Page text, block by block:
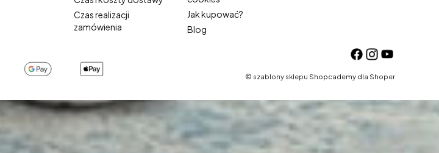
Czas realizacji
zamówienia
Jak kupować?
Blog
© szablony sklepu Shopcademy dla Shoper